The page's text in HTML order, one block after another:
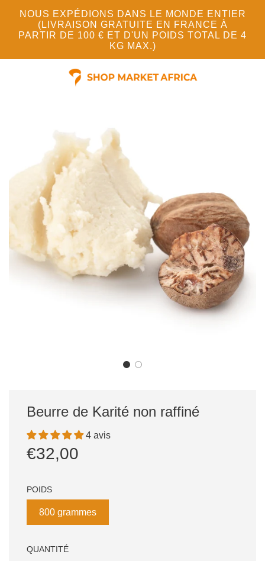
NOUS EXPÉDIONS DANS LE MONDE ENTIER
(LIVRAISON GRATUITE EN FRANCE À
PARTIR DE 100 € ET D'UN POIDS TOTAL DE 4
KG MAX.)
Beurre de Karité non raffiné
4 avis
Prix
Prix
régulier
€32,00
POIDS
800 grammes
QUANTITÉ